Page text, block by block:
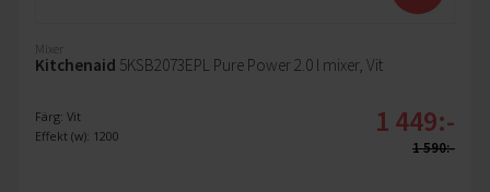
Mixer
Kitchenaid 5KSB2073EPL Pure Power 2.0 l mixer, Vit
Färg: Vit
Effekt (w): 1200
1 449:-
1 590:-